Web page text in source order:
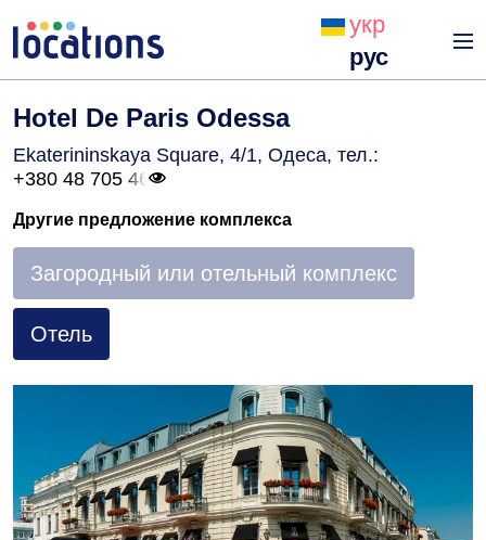
укр
рус
Hotel De Paris Odessa
Ekaterininskaya Square, 4/1, Одеса, тел.:
+380 48 705 46
Другие предложение комплекса
Загородный или отельный комплекс
Отель